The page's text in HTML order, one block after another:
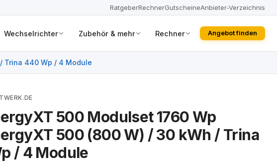
RatgeberRechnerGutscheineAnbieter-Verzeichnis
Wechselrichter Zubehör & mehr Rechner Angebot finden
Trina 440 Wp / 4 Module
500 Modulset 1760 Wp
500 (800 W) / 30 kWh / Trina
/ 4 Module